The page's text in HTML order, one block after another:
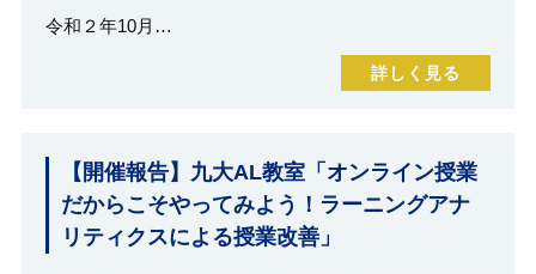
令和２年10月…
詳しく見る
【開催報告】九大AL教室「オンライン授業
だからこそやってみよう！ラーニングアナ
リティクスによる授業改善」